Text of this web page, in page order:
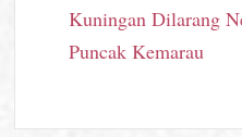
Kuningan Dilarang
Puncak Kemarau